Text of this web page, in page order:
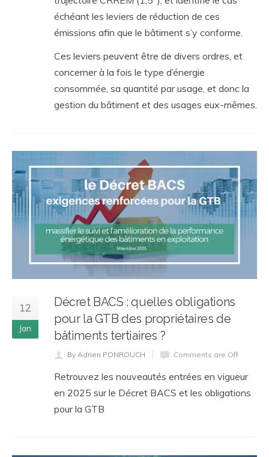
échéant les leviers de réduction de ces
émissions afin que le bâtiment s’y conforme.
Ces leviers peuvent être de divers ordres, et
concerner à la fois le type d’énergie
consommée, sa quantité par usage, et donc la
gestion du bâtiment et des usages eux-mêmes.
12
Jan
Décret BACS : quelles obligations
pour la GTB des propriétaires de
bâtiments tertiaires ?
By Adrien PONROUCH Comments are Off
Retrouvez les nouveautés entrées en vigueur
en 2025 sur le Décret BACS et les obligations
pour la GTB